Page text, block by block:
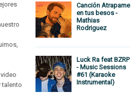
talento
Canción Atrapame
en tus besos -
Mathias
Rodriguez
Luck Ra feat BZRP
- Music Sessions
#61 (Karaoke
Instrumental)